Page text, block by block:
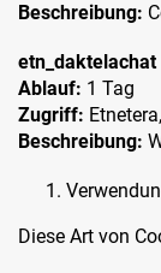
Beschreibung:
etn_daktelachat
Ablauf: 1 Tag
Zugriff:
Beschreibung:
Diese Art von